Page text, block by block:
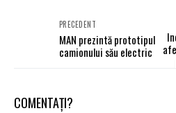
PRECEDENT
MAN prezintă prototipul
camionului său electric
COMENTAȚI?